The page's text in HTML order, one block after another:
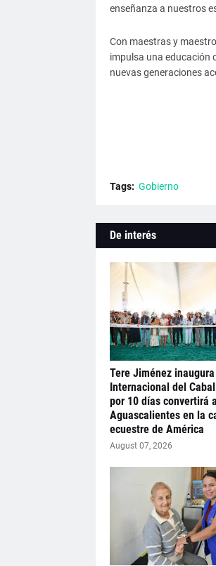
enseñanza a nuestros
Con maestras y
impulsa una educación
nuevas generaciones
Tags: Gobierno
De interés
Tere Jiménez
Internacional del
por 10 días convertirá a
Aguascalientes en la
ecuestre de América
August 07, 2026